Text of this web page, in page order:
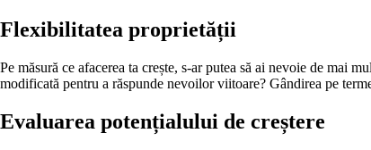
Flexibilitatea proprietății
Pe măsură ce afacerea ta crește, s-ar putea să ai nevoie de mai
modificată pentru a răspunde nevoilor viitoare? Gândirea pe
Evaluarea potențialului de creștere